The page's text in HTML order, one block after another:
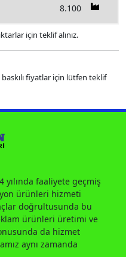
8.100
için teklif alınız.
fiyatlar için lütfen teklif
yılında faaliyete geçmiş
ürünleri hizmeti
doğrultusunda bu
ürünleri üretimi ve
da hizmet
aynı zamanda